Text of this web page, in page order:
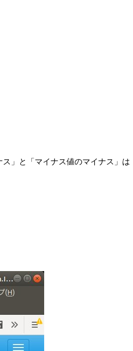
」と「マイナス値のマイナス」は